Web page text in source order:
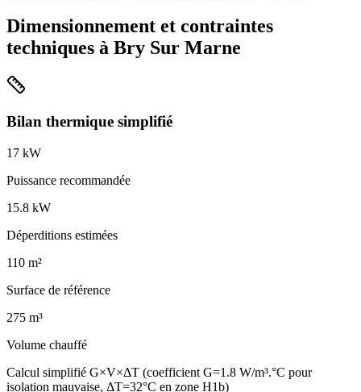
Dimensionnement et contraintes
techniques à Bry Sur Marne
Bilan thermique simplifié
17 kW
Puissance recommandée
15.8 kW
Déperditions estimées
110 m²
Surface de référence
275 m³
Volume chauffé
Calcul simplifié G×V×ΔT (coefficient G=1.8 W/m³.°C pour
isolation mauvaise, ΔT=32°C en zone H1b)